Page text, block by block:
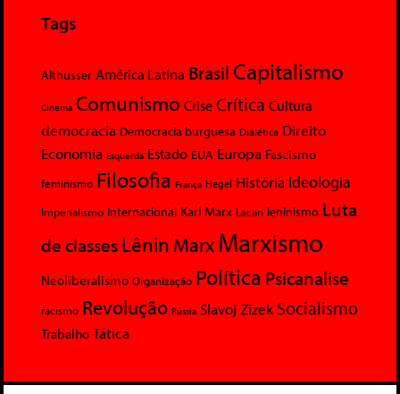
Tags
Althusser América Latina Brasil Capitalismo
Cinema Comunismo Crise Crítica Cultura
democracia Democracia burguesa Dialética Direito
Economia Esquerda Estado EUA Europa Fascismo
feminismo Filosofia França Hegel História Ideologia
Imperialismo Internacional Karl Marx Lacan leninismo Luta
de classesLênin MarxMarxismo
Neoliberalismo Organização Política Psicanalise
racismo Revolução Rússia Slavoj Zizek Socialismo
Trabalho Tática